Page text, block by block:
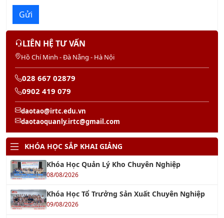
Gửi
LIÊN HỆ TƯ VẤN
Hồ Chí Minh - Đà Nẵng - Hà Nội
028 667 02879
0902 419 079
daotao@irtc.edu.vn
daotaoquanly.irtc@gmail.com
KHÓA HỌC SẮP KHAI GIẢNG
Khóa Học Quản Lý Kho Chuyên Nghiệp
08/08/2026
Khóa Học Tổ Trưởng Sản Xuất Chuyên Nghiệp
09/08/2026